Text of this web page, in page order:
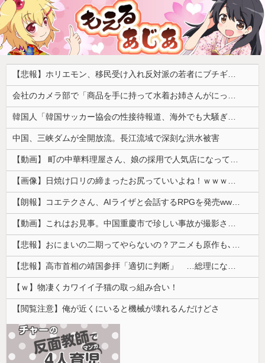
【悲報】ホリエモン、移民受け入れ反対派の若者にブチギレ「差別するなんて最低だ！」 → スタジオ誰も反論できず沈黙 ………
会社のカメラ部で「商品を手に持って水着お姉さんがにっこり」を撮影、だがお姉さんは素人アルバイトで親バレした結果……
韓国人「韓国サッカー協会の性接待報道、海外でも大騒ぎに・・・2002年W杯4強の記録取り消しの声も」→「マジで国の恥だ」「2002年まで疑う価値...
中国、三峡ダムが全開放流。長江流域で深刻な洪水被害
【動画】 町の中華料理屋さん、娘の採用で人気店になってしまう
【画像】日焼け口リの締まったお尻っていいよね！ｗｗｗｗｗ
【朗報】コエテクさん、AIライザと会話するRPGを発売wwwwwwwwwwww
【動画】これはお見事。中国重慶市で珍しい事故が撮影される。
【悲報】おにまいの二期ってやらないの？アニメも原作も､外人からも人気あったのに
【悲報】高市首相の靖国参拝「適切に判断」 …総理になる前の昨年は参拝
【ｗ】物凄くカワイイ子猫の取っ組み合い！
【閲覧注意】俺が近くにいると機械が壊れるんだけどさ